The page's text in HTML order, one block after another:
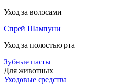
Уход за волосами
Спрей Шампуни
Уход за полостью рта
Зубные пасты
Для животных
Уходовые средства